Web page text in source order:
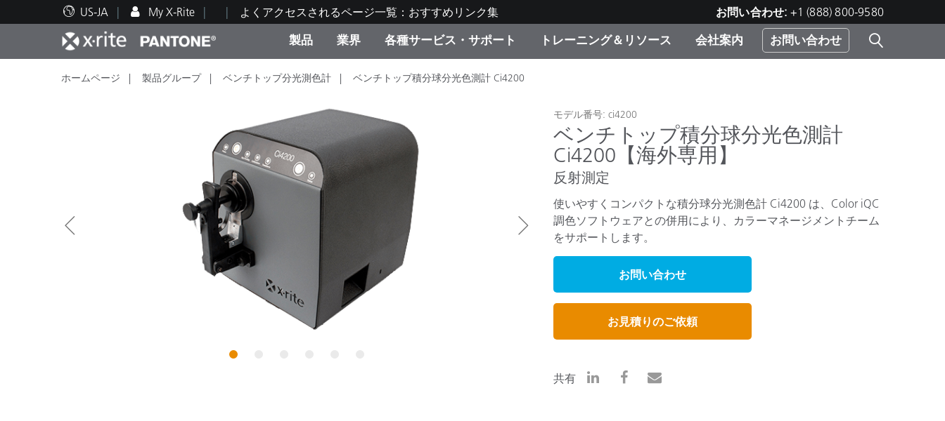
US-JA My X-Rite よくアクセスされるページ一覧：おすすめリンク集 お問い合わせ: +1 (888) 800-9580
製品
人気製品ランキング カテゴリ別
生産終了製品：アップグレー
キャンペーン
機材貸出サービス（無料）
業界
印刷＆パッケージ印刷 塗料・塗装
化粧品メーカー
ディスプレイメーカー＆プリ
リューション
消費者向け製品パッケージ
家庭電化製品
各種サービス・サポート
テクニカルサポート 修理の流れ・サービス一覧 弊社へのお問い合わせ
トレーニング＆リソース
教育関連資料 トレーニング
ブランド体験センター
X-Riteラーニングセンター
製品リスト（旧製品も含む）
その他のリソース
会社案内 お問い合わせ
ホームページ 製品グループ ベンチトップ分光測色計 ベンチトップ積分球分光色測計 Ci4200
1
モデル番号: ci4200
ベンチトップ積分球分光色測計
Ci4200【海外専用】
反射測定
使いやすくコンパクトな積分球分光測色計 Ci4200 は、Color iQC
調色ソフトウェアとの併用により、カラーマネージメントチーム
をサポートします。
お問い合わせ
お見積りのご依頼
共有